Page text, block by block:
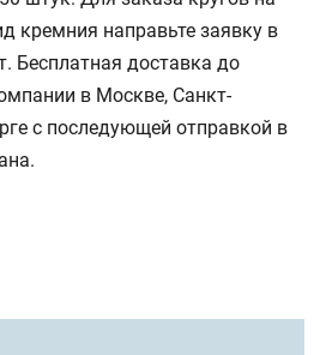
кремния направьте заявку в
Бесплатная доставка до
в Москве, Санкт-
с последующей отправкой в